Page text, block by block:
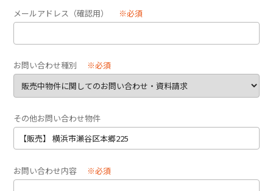
メールアドレス（確認用） ※必須
お問い合わせ種別 ※必須
その他お問い合わせ物件
お問い合わせ内容 ※必須